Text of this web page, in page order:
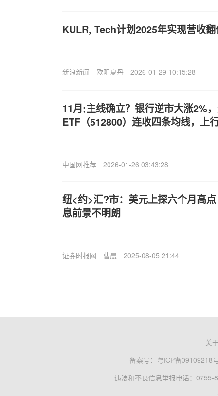
KULR, Tech计划2025年实现营收
新浪新闻 欧阳夏丹 2026-01-29 10:15:28
11月;主线确立？银行逆市大涨2%
ETF（512800）连收四条均线，上
中国网推荐 2026-01-26 03:43:28
纽<约>汇?市：美元上探六个月高
息前景不明朗
证券时报网 曹晨 2025-08-05 21:44
关
备案号： 粤ICP备09109218
违法和不良信息举报电话：0755-